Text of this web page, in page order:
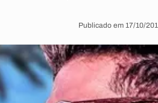
Publicado em 17/10/